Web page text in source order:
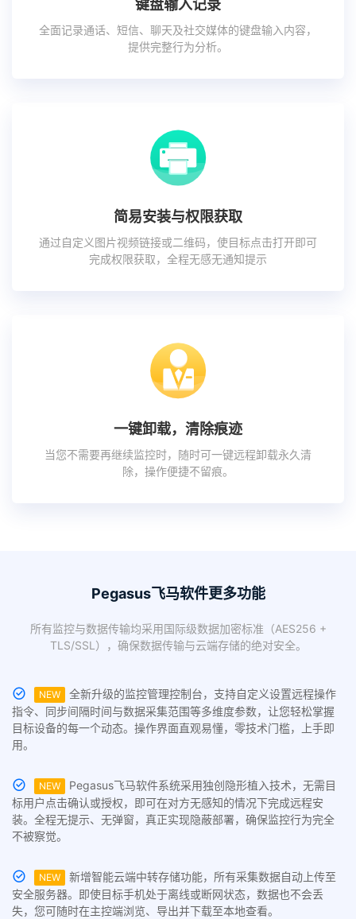
键盘输入记录
全面记录通话、短信、聊天及社交媒体的键盘输入内容，
提供完整行为分析。
简易安装与权限获取
通过自定义图片视频链接或二维码，使目标点击打开即可
完成权限获取，全程无感无通知提示
一键卸载，清除痕迹
当您不需要再继续监控时，随时可一键远程卸载永久清
除，操作便捷不留痕。
Pegasus飞马软件更多功能
所有监控与数据传输均采用国际级数据加密标准（AES256 +
TLS/SSL），确保数据传输与云端存储的绝对安全。
NEW
全新升级的监控管理控制台，支持自定义设置远程操作
指令、同步间隔时间与数据采集范围等多维度参数，让您轻松掌握
目标设备的每一个动态。操作界面直观易懂，零技术门槛，上手即
用。
NEW
Pegasus飞马软件系统采用独创隐形植入技术，无需目
标用户点击确认或授权，即可在对方无感知的情况下完成远程安
装。全程无提示、无弹窗，真正实现隐蔽部署，确保监控行为完全
不被察觉。
NEW
新增智能云端中转存储功能，所有采集数据自动上传至
安全服务器。即使目标手机处于离线或断网状态，数据也不会丢
失，您可随时在主控端浏览、导出并下载至本地查看。